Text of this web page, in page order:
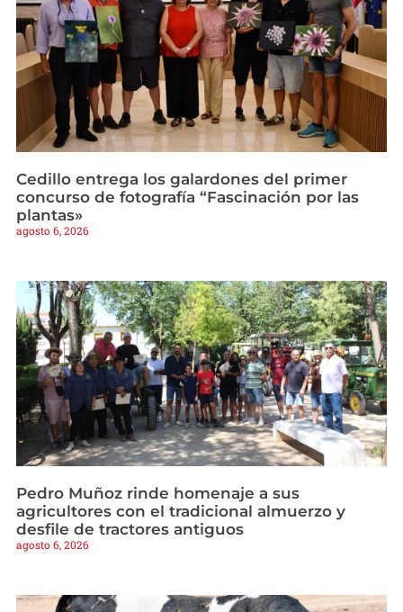
Cedillo entrega los galardones del primer
concurso de fotografía “Fascinación por las
plantas»
agosto 6, 2026
Pedro Muñoz rinde homenaje a sus
agricultores con el tradicional almuerzo y
desfile de tractores antiguos
agosto 6, 2026